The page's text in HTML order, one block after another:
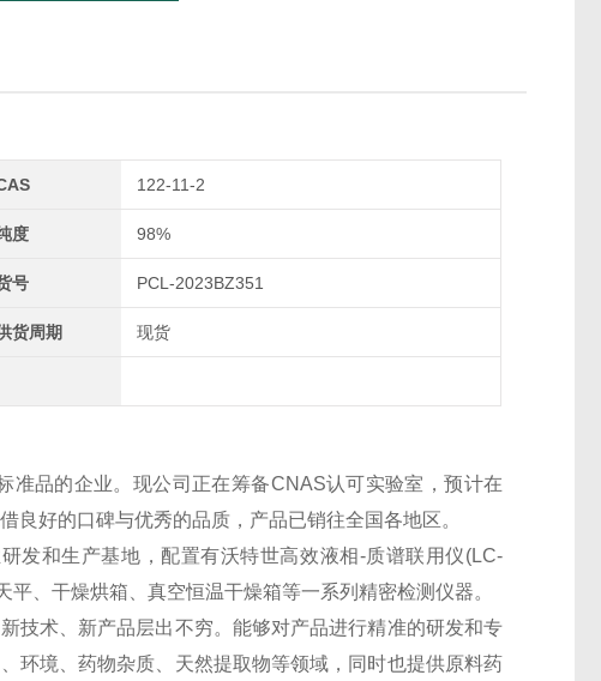
122-11-2
度 98%
号 PCL-2023BZ351
货周期 现货
品的企业。现公司正在筹备CNAS认可实验室，预计在
好的口碑与优秀的品质，产品已销往全国各地区。
发和生产基地，配置有沃特世高效液相-质谱联用仪(LC-
、干燥烘箱、真空恒温干燥箱等一系列精密检测仪器。
技术、新产品层出不穷。能够对产品进行精准的研发和专
环境、药物杂质、天然提取物等领域，同时也提供原料药